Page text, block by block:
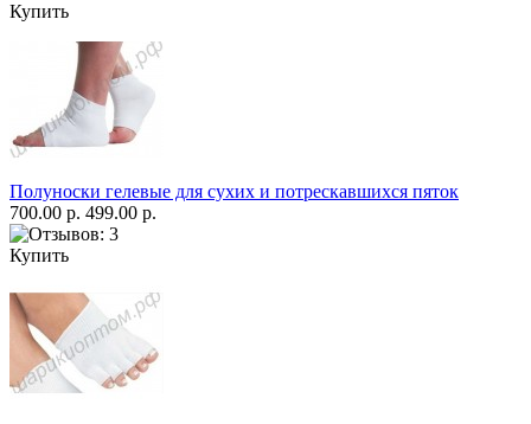
Купить
Полуноски гелевые для сухих и потрескавшихся пяток
700.00 р. 499.00 р.
Купить